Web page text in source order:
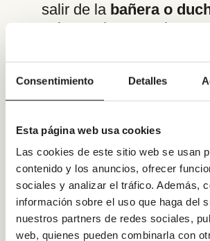
Consentimiento Detalles
Esta página web usa cookies
Las cookies de este sitio web se usan
contenido y los anuncios, ofrecer
sociales y analizar el tráfico. Además,
información sobre el uso que haga del
nuestros partners de redes sociales,
web, quienes pueden combinarla con
salir de la bañera o
más, no tiene mucho
espacio para entrar en
eso está asesorado por
de Renoveduch, así que
Si lo que deseas es
baño, con nuevos
mueble y tan solo un
plato de ducha
extraplano, le dará a la
ambiente